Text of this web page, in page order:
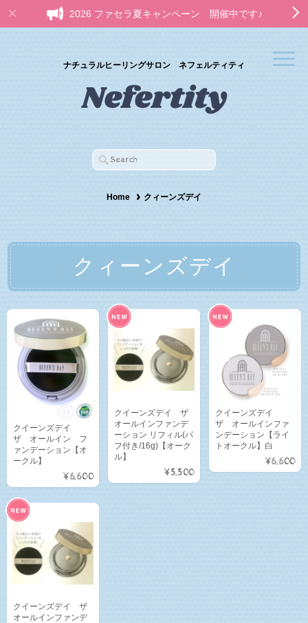
2026 ファセラ夏キャンペーン 開催中です♪
ナチュラルヒーリングサロン ネフェルティティ
Home クィーンズデイ
クィーンズデイ
クイーンズデイ
ザ オールイン フ
ァンデーション【オ
ークル】
¥6,600
クイーンズデイ ザ
オールインファンデ
ーション リフィル(パ
フ付き/16g)【オーク
ル】
¥5,500
クイーンズデイ
ザ オールインファ
ンデーション【ライ
トオークル】白
¥6,600
クイーンズデイ ザ
オールインファンデ